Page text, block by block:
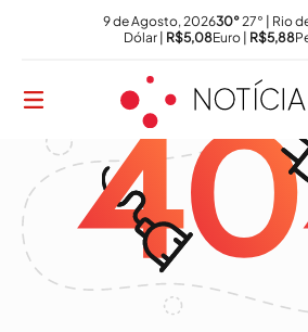
9 de Agosto, 202630°27° | Rio
Dólar | R$5,08Euro | R$5,88